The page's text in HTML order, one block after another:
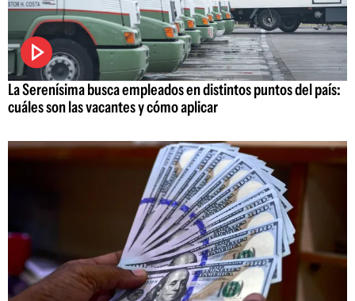
La Serenísima busca empleados en distintos puntos del país:
cuáles son las vacantes y cómo aplicar